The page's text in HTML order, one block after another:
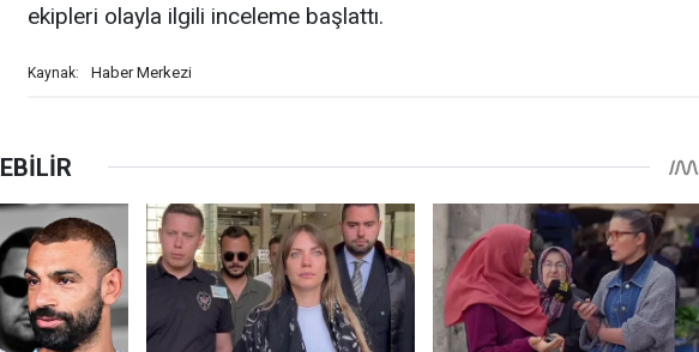
ekipleri olayla ilgili inceleme başlattı.
Kaynak: Haber Merkezi